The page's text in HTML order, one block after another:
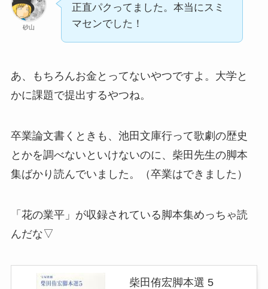
砂山
正直パクってました。本当にスミ
マセンでした！
あ、もちろんお金とってないやつですよ。大学と
かに課題で提出するやつね。
卒業論文書くときも、池田文庫行って歌劇の歴史
とかを調べないといけないのに、柴田先生の脚本
集ばかり読んでいました。（卒業はできました）
「花の業平」が収録されている脚本集めっちゃ読
んだな▽
柴田侑宏脚本選 5